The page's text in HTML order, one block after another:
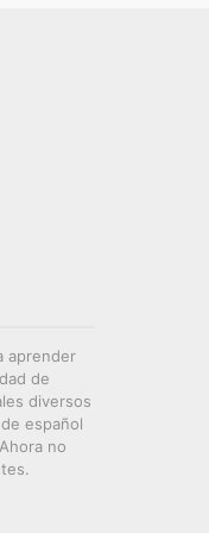
aprender
de
diversos
español
no